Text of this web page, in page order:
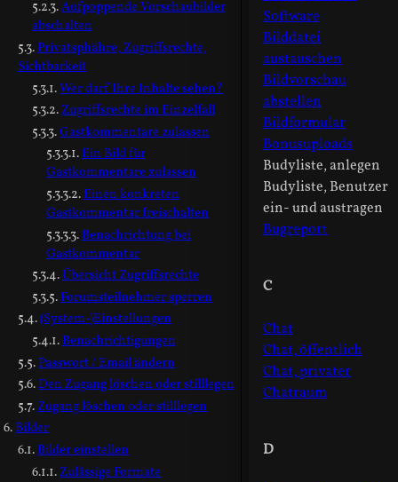
Aufpoppende Vorschaubilder
abschalten
Privatsphähre, Zugriffsrechte,
Sichtbarkeit
Wer darf Ihre Inhalte sehen?
Zugriffsrechte im Einzelfall
Gastkommentare zulassen
Ein Bild für
Gastkommentare zulassen
Einen konkreten
Gastkommentar freischalten
Benachrichtung bei
Gastkommentar
Übersicht Zugriffsrechte
Forumsteilnehmer sperren
(System-)Einstellungen
Benachrichtigungen
Passwort / Email ändern
Den Zugang löschen oder stilllegen
Zugang löschen oder stilllegen
Bilder
Bilder einstellen
Zulässige Formate
Software
Bilddatei
austauschen
Bildvorschau
abstellen
Bildformular
Bonusuploads
Budyliste, anlegen
Budyliste, Benutzer
ein- und austragen
Bugreport
C
Chat
Chat, öffentlich
Chat, privater
Chatraum
D